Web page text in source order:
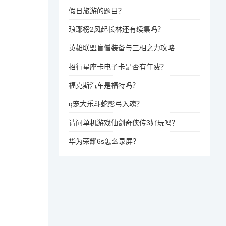
假日旅游的题目？
琅琊榜2风起长林还有续集吗？
英雄联盟盲僧装备与三相之力攻略
招行星座卡电子卡是否有年费？
福克斯汽车是福特吗？
q宠大乐斗蛇影弓入魂？
请问单机游戏仙剑奇侠传3好玩吗？
华为荣耀6s怎么录屏？